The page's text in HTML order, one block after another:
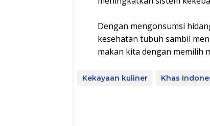
Dengan mengonsumsi
kesehatan tubuh sambil
makan kita dengan memilih
Kekayaan kuliner Khas